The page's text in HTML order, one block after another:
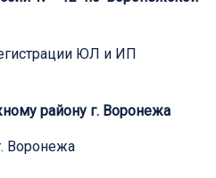
ЮЛ и ИП
району г. Воронежа
Воронежа